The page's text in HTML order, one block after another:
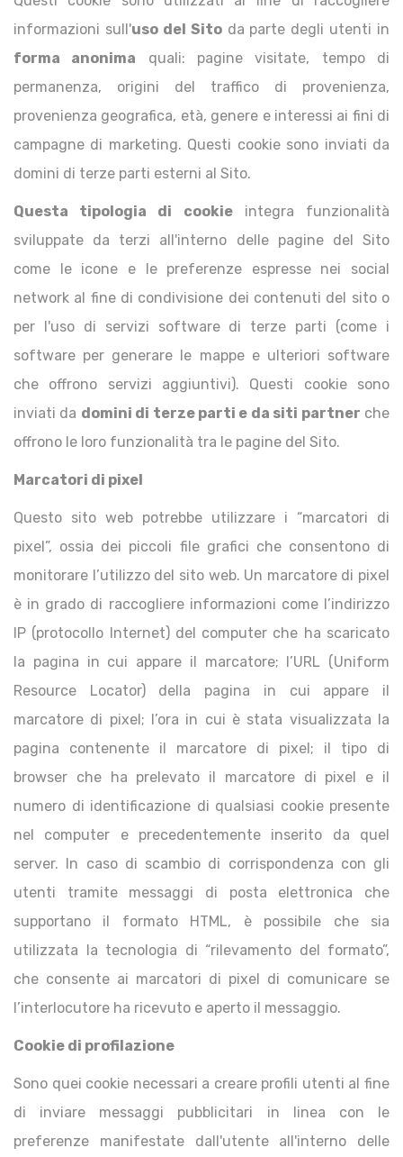
informazioni sull'uso del Sitoda parte degli utenti in
forma anonima quali: pagine visitate, tempo di
permanenza, origini del traffico di provenienza,
provenienza geografica, età, genere e interessi ai fini di
campagne di marketing. Questi cookie sono inviati da
domini di terze parti esterni al Sito.
Questa tipologia di cookieintegra funzionalità
sviluppate da terzi all'interno delle pagine del Sito
come le icone e le preferenze espresse nei social
network al fine di condivisione dei contenuti del sito o
per l'uso di servizi software di terze parti (come i
software per generare le mappe e ulteriori software
che offrono servizi aggiuntivi). Questi cookie sono
inviati da domini di terze parti e da siti partner che
offrono le loro funzionalità tra le pagine del Sito.
Marcatori di pixel
Questo sito web potrebbe utilizzare i “marcatori di
pixel”, ossia dei piccoli file grafici che consentono di
monitorare l’utilizzo del sito web. Un marcatore di pixel
è in grado di raccogliere informazioni come l’indirizzo
IP (protocollo Internet) del computer che ha scaricato
la pagina in cui appare il marcatore; l’URL (Uniform
Resource Locator) della pagina in cui appare il
marcatore di pixel; l’ora in cui è stata visualizzata la
pagina contenente il marcatore di pixel; il tipo di
browser che ha prelevato il marcatore di pixel e il
numero di identificazione di qualsiasi cookie presente
nel computer e precedentemente inserito da quel
server. In caso di scambio di corrispondenza con gli
utenti tramite messaggi di posta elettronica che
supportano il formato HTML, è possibile che sia
utilizzata la tecnologia di “rilevamento del formato”,
che consente ai marcatori di pixel di comunicare se
l’interlocutore ha ricevuto e aperto il messaggio.
Cookie di profilazione
Sono quei cookie necessari a creare profili utenti al fine
di inviare messaggi pubblicitari in linea con le
preferenze manifestate dall'utente all'interno delle